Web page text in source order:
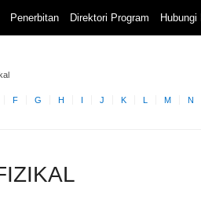
Penerbitan Direktori Program Hubungi
F G H I J K L M N